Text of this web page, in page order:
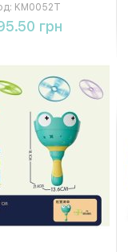
KM0052T
грн
Купить